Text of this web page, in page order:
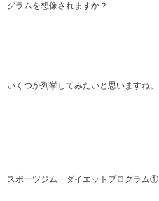
グラムを想像されますか？
いくつか列挙してみたいと思いますね。
スポーツジム ダイエットプログラム①